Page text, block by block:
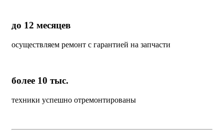
до 12 месяцев
осуществляем ремонт с гарантией на запчасти
более 10 тыс.
техники успешно отремонтированы